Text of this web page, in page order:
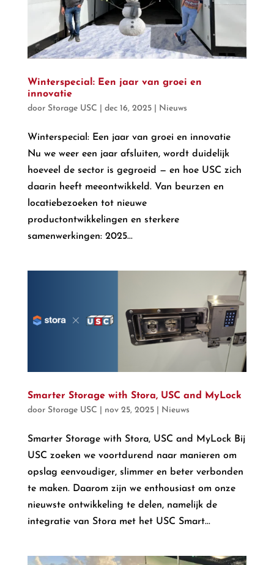
Winterspecial: Een jaar van groei en
innovatie
door Storage USC dec 16, 2025| Nieuws
Winterspecial: Een jaar van groei en innovatie
Nu we weer een jaar afsluiten, wordt duidelijk
hoeveel de sector is gegroeid — en hoe USC zich
daarin heeft meeontwikkeld. Van beurzen en
locatiebezoeken tot nieuwe
productontwikkelingen en sterkere
samenwerkingen: 2025...
Smarter Storage with Stora, USC and MyLock
door Storage USC nov 25, 2025| Nieuws
Smarter Storage with Stora, USC and MyLock Bij
USC zoeken we voortdurend naar manieren om
opslag eenvoudiger, slimmer en beter verbonden
te maken. Daarom zijn we enthousiast om onze
nieuwste ontwikkeling te delen, namelijk de
integratie van Stora met het USC Smart...